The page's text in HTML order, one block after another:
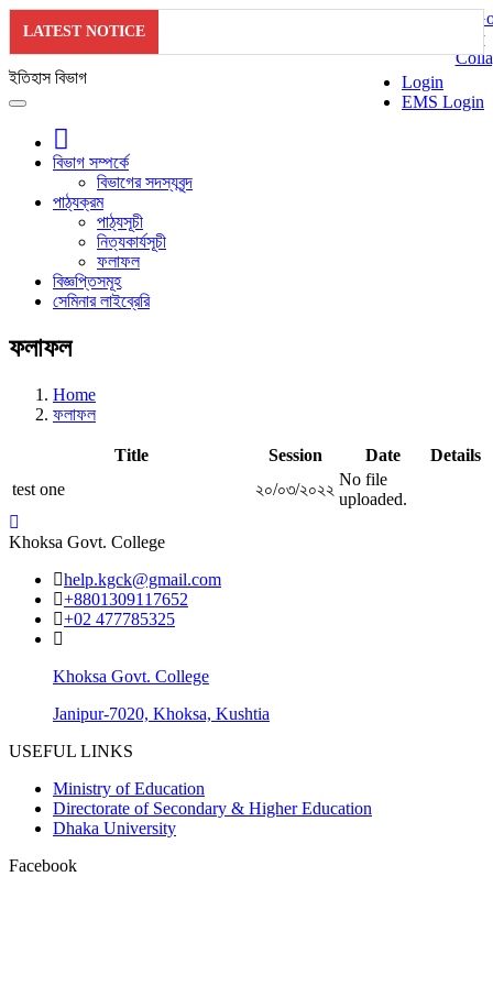
LATEST NOTICE
Login
EMS Login
ইতিহাস বিভাগ
বিভাগ সম্পর্কে
বিভাগের সদস্যবৃন্দ
পাঠ্যক্রম
পাঠ্যসূচী
নিত্যকার্যসূচী
ফলাফল
বিজ্ঞপ্তিসমূহ
সেমিনার লাইব্রেরি
ফলাফল
Home
ফলাফল
Title Session Date
Details
test one
২০/০৩/২০২২
No file
uploaded.
Khoksa Govt. College
help.kgck@gmail.com
+8801309117652
+02 477785325
Khoksa Govt. College
Janipur-7020, Khoksa, Kushtia
USEFUL LINKS
Ministry of Education
Directorate of Secondary & Higher Education
Dhaka University
Facebook